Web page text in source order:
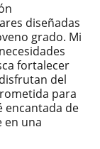
diseñadas
grado. Mi
fortalecer
del
para
encantada de
en una